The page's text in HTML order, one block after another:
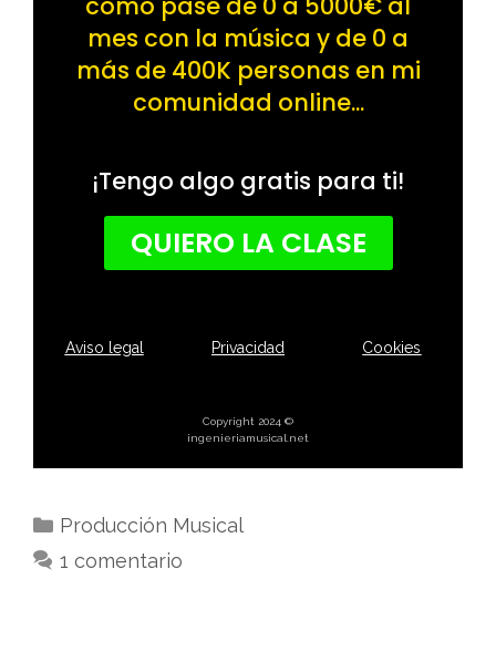
mes con la música y de 0 a
más de 400K personas en mi
comunidad online...
¡Tengo algo gratis para ti!
QUIERO LA CLASE
Aviso legal Privacidad
Copyright 2024 ©
ingenieriamusical.net
Cookies
Producción Musical
1 comentario